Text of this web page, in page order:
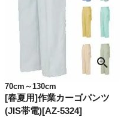
70cm～130cm
[春夏用]作業カーゴパンツ
(JIS帯電)[AZ-5324]